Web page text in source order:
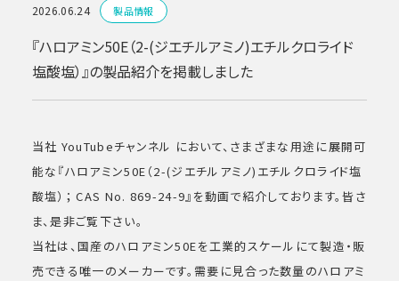
2026.06.24 製品情報
『ハロアミン50E（2-(ジエチルアミノ)エチルクロライド
塩酸塩）』の製品紹介を掲載しました
当社 YouTubeチャンネル において、さまざまな用途に展開可
能な『ハロアミン50E（2-(ジエチルアミノ)エチルクロライド塩
酸塩）； CAS No. 869-24-9』を動画で紹介しております。皆さ
ま、是非ご覧下さい。
当社は、国産のハロアミン50Eを工業的スケールにて製造・販
売できる唯一のメーカーです。需要に見合った数量のハロアミ